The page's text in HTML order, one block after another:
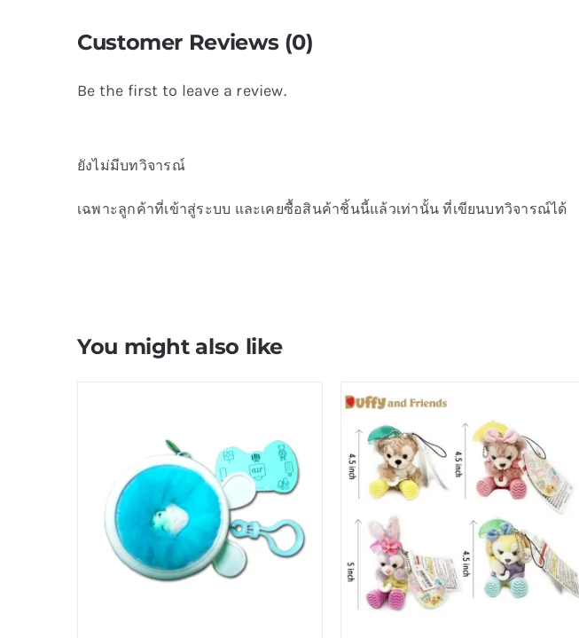
Customer Reviews (0)
Be the first to leave a review.
ยังไม่มีบทวิจารณ์
เฉพาะลูกค้าที่เข้าสู่ระบบ และเคยซื้อสินค้าชิ้นนี้แล้วเท่านั้น ที่เขียนบทวิจารณ์ได้
You might also like